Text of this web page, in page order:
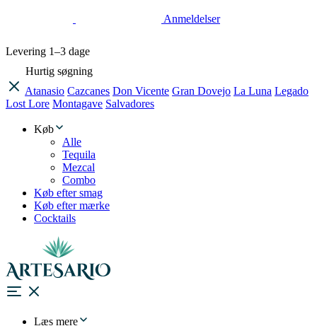
Anmeldelser
Levering 1–3 dage
Hurtig søgning
Atanasio Cazcanes Don Vicente Gran Dovejo La Luna Legado
Lost Lore Montagave Salvadores
Køb
Alle
Tequila
Mezcal
Combo
Køb efter smag
Køb efter mærke
Cocktails
Læs mere